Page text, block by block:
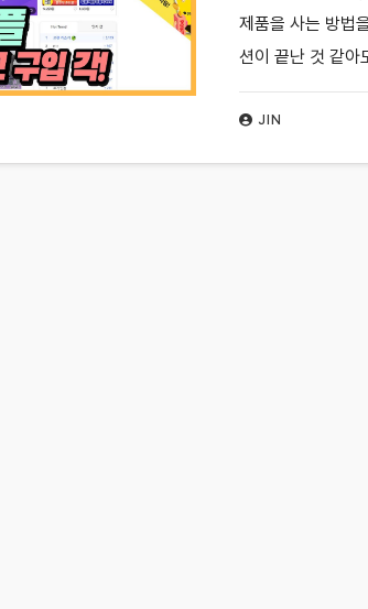
JIN
제품을 사는 방법
션이 끝난 것 같아